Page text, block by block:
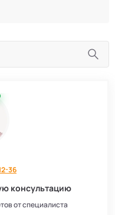
36
консультацию
от специалиста